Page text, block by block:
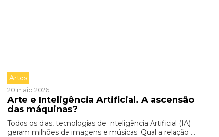
Artes
20 maio 2026
Arte e Inteligência Artificial. A ascensão
das máquinas?
Todos os dias, tecnologias de Inteligência Artificial (IA)
geram milhões de imagens e músicas. Qual a relação ...